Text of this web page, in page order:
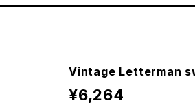
Vintage Letterman
¥6,264